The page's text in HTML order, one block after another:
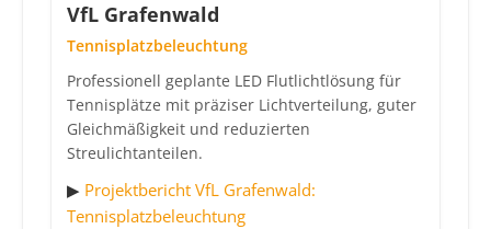
VfL Grafenwald
Tennisplatzbeleuchtung
Professionell geplante LED Flutlichtlösung für
Tennisplätze mit präziser Lichtverteilung, guter
Gleichmäßigkeit und reduzierten
Streulichtanteilen.
▶ Projektbericht VfL Grafenwald:
Tennisplatzbeleuchtung